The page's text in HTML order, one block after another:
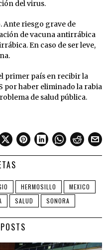
del virus.
Ante riesgo grave de
de vacuna antirrábica
En caso de ser leve,
primer país en recibir la
por haber eliminado la rabia
de salud pública.
HERMOSILLO
MEXICO
SALUD SONORA